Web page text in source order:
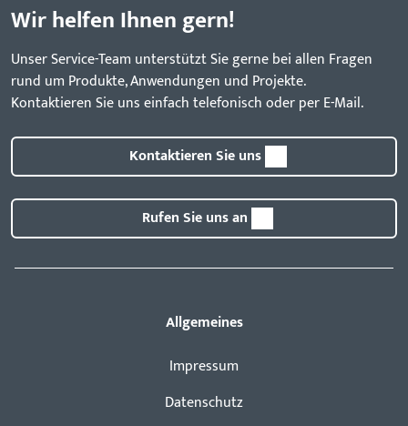
Wir helfen Ihnen gern!
Unser Service-Team unterstützt Sie gerne bei allen Fragen
rund um Produkte, Anwendungen und Projekte.
Kontaktieren Sie uns einfach telefonisch oder per E-Mail.
Kontaktieren Sie uns
Rufen Sie uns an
Allgemeines
Impressum
Datenschutz